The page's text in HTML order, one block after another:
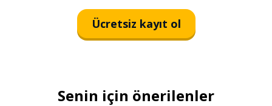
Ücretsiz kayıt ol
Senin için önerilenler